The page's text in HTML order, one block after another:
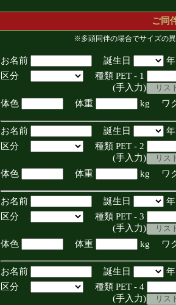
ご同
※多頭同伴の場合でサイズの
お名前 誕生日
区分
種類 PET - 1
(手入力)
体色
体重 kg ワ
お名前 誕生日
区分
種類 PET - 2
(手入力)
体色
体重 kg ワ
お名前 誕生日
区分
種類 PET - 3
(手入力)
体色
体重 kg ワ
お名前 誕生日
区分
種類 PET - 4
(手入力)